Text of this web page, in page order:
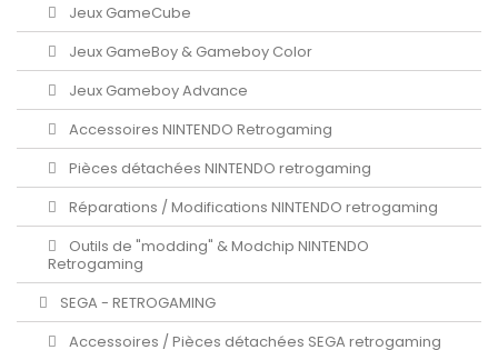
Jeux GameCube
Jeux GameBoy & Gameboy Color
Jeux Gameboy Advance
Accessoires NINTENDO Retrogaming
Pièces détachées NINTENDO retrogaming
Réparations / Modifications NINTENDO retrogaming
Outils de "modding" & Modchip NINTENDO
Retrogaming
SEGA - RETROGAMING
Accessoires / Pièces détachées SEGA retrogaming